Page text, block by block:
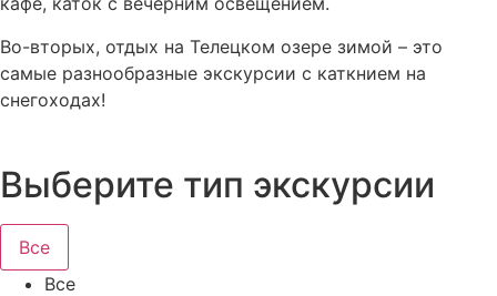
Во-вторых, отдых на Телецком озере зимой – это
самые разнообразные экскурсии с каткнием на
снегоходах!
Выберите тип экскурсии
Все
Все